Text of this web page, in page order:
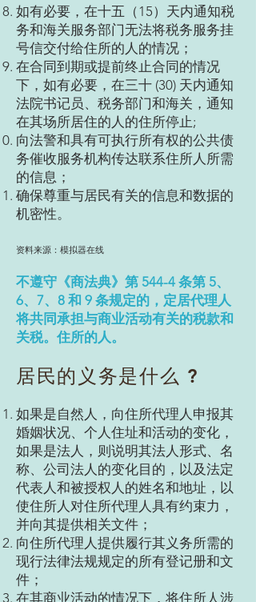
如有必要，在十五（15）天内通知税
务和海关服务部门无法将税务服务挂
号信交付给住所的人的情况；
在合同到期或提前终止合同的情况
下，如有必要，在三十 (30) 天内通知
法院书记员、税务部门和海关，通知
在其场所居住的人的住所停止;
向法警和具有可执行所有权的公共债
务催收服务机构传达联系住所人所需
的信息；
确保尊重与居民有关的信息和数据的
机密性。
资料来源：模拟器在线
不遵守《商法典》第 544-4 条第 5、
6、7、8 和 9 条规定的，定居代理人
将共同承担与商业活动有关的税款和
关税。住所的人。
居民的义务是什么 ?
如果是自然人，向住所代理人申报其
婚姻状况、个人住址和活动的变化，
如果是法人，则说明其法人形式、名
称、公司法人的变化目的，以及法定
代表人和被授权人的姓名和地址，以
使住所人对住所代理人具有约束力，
并向其提供相关文件；
向住所代理人提供履行其义务所需的
现行法律法规规定的所有登记册和文
件；
在其商业活动的情况下，将住所人涉